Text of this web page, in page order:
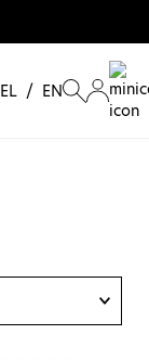
EL / EN